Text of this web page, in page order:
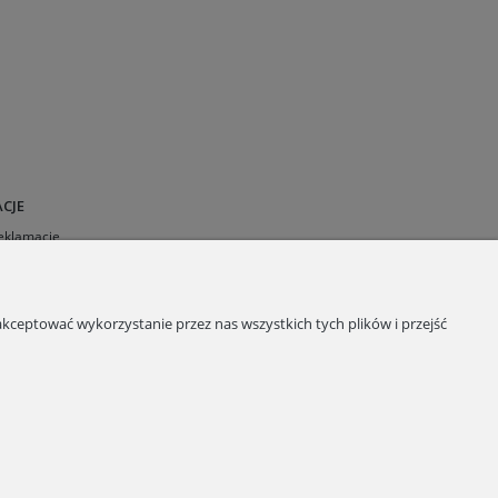
wykorzystanie przez nas wszystkich tych plików i przejść